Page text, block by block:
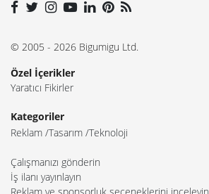
© 2005 - 2026 Bigumigu Ltd.
Özel İçerikler
Yaratıcı Fikirler
Kategoriler
Reklam Tasarım Teknoloji
Çalışmanızı gönderin
İş ilanı yayınlayın